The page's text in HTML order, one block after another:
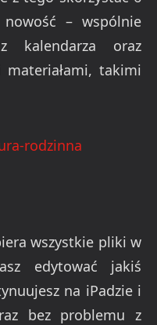
– wspólnie
kalendarza oraz
materiałami, takimi
wszystkie pliki w
edytować jakiś
na iPadzie i
bez problemu z